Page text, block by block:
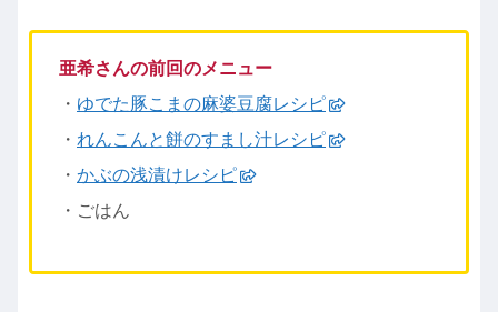
亜希さんの前回のメニュー
・ ゆでた豚こまの麻婆豆腐レシピ
・ れんこんと餅のすまし汁レシピ
・ かぶの浅漬けレシピ
・ごはん